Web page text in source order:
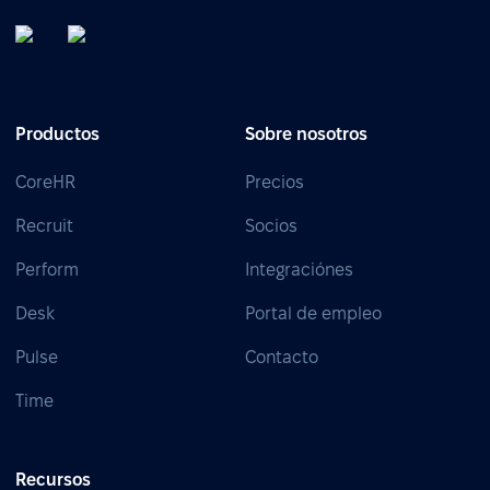
Productos
CoreHR
Recruit
Perform
Desk
Pulse
Time
Sobre nosotros
Precios
Socios
Integraciónes
Portal de empleo
Contacto
Recursos